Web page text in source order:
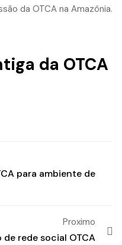
da OTCA na Amazônia.
da OTCA
para ambiente de
Proximo
de rede social OTCA